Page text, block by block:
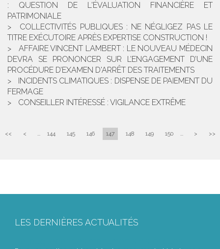
: QUESTION DE L'ÉVALUATION FINANCIÈRE ET
PATRIMONIALE
COLLECTIVITÉS PUBLIQUES : NE NÉGLIGEZ PAS LE
TITRE EXÉCUTOIRE APRÈS EXPERTISE CONSTRUCTION !
AFFAIRE VINCENT LAMBERT : LE NOUVEAU MÉDECIN
DEVRA SE PRONONCER SUR L’ENGAGEMENT D’UNE
PROCÉDURE D’EXAMEN D'ARRÊT DES TRAITEMENTS
INCIDENTS CLIMATIQUES : DISPENSE DE PAIEMENT DU
FERMAGE
CONSEILLER INTÉRESSÉ : VIGILANCE EXTRÊME
<< < ... 144 145 146 147 148 149 150 ... > >>
LES DERNIÈRES ACTUALITÉS